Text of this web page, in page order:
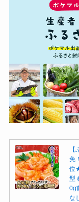
免
位
型
0g
な